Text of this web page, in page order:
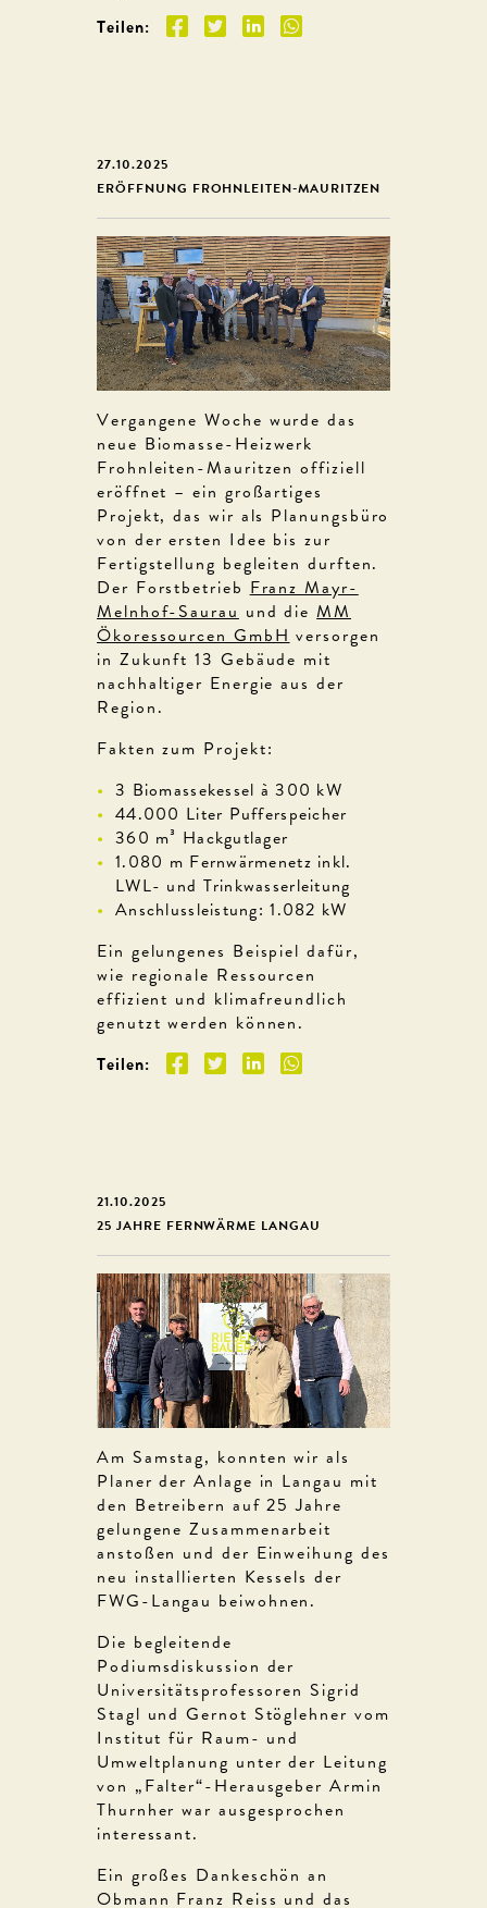
Teilen:
27.10.2025
ERÖFFNUNG FROHNLEITEN-MAURITZEN
Vergangene Woche wurde das
neue Biomasse-Heizwerk
Frohnleiten-Mauritzen offiziell
eröffnet – ein großartiges
Projekt, das wir als Planungsbüro
von der ersten Idee bis zur
Fertigstellung begleiten durften.
Der Forstbetrieb Franz Mayr-
Melnhof-Saurau und dieMM
Ökoressourcen GmbH versorgen
in Zukunft 13 Gebäude mit
nachhaltiger Energie aus der
Region.
Fakten zum Projekt:
3 Biomassekessel à 300 kW
44.000 Liter Pufferspeicher
360 m³ Hackgutlager
1.080 m Fernwärmenetz inkl.
LWL- und Trinkwasserleitung
Anschlussleistung: 1.082 kW
Ein gelungenes Beispiel dafür,
wie regionale Ressourcen
effizient und klimafreundlich
genutzt werden können.
Teilen:
21.10.2025
25 JAHRE FERNWÄRME LANGAU
Am Samstag, konnten wir als
Planer der Anlage in Langau mit
den Betreibern auf 25 Jahre
gelungene Zusammenarbeit
anstoßen und der Einweihung des
neu installierten Kessels der
FWG-Langau beiwohnen.
Die begleitende
Podiumsdiskussion der
Universitätsprofessoren Sigrid
Stagl und Gernot Stöglehner vom
Institut für Raum- und
Umweltplanung unter der Leitung
von „Falter“-Herausgeber Armin
Thurnher war ausgesprochen
interessant.
Ein großes Dankeschön an
Obmann Franz Reiss und das